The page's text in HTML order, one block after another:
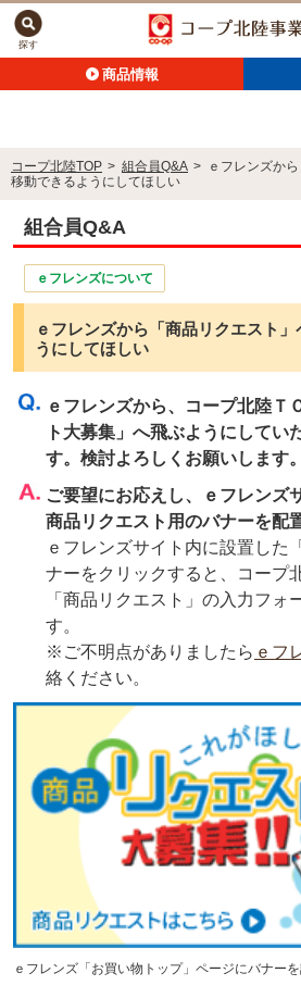
商品情報
探す
コープ北陸TOP > 組合員Q&A >
ｅフレンズか
移動できるようにしてほしい
組合員Q&A
ｅフレンズについて
ｅフレンズから「商品リクエスト
うにしてほしい
ｅフレンズから、コープ北陸Ｔ
ト大募集」へ飛ぶようにしてい
す。検討よろしくお願いします。
ご要望にお応えし、ｅフレンズ
商品リクエスト用のバナーを配
ｅフレンズサイト内に設置した
ナーをクリックすると、コープ
「商品リクエスト」の入力フォ
す。
※ご不明点がありましたら ｅフ
絡ください。
ｅフレンズ「お買い物トップ」ページにバナー